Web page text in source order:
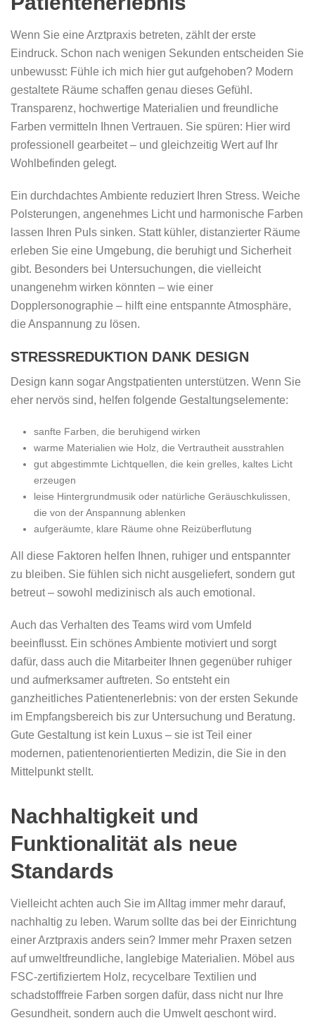
Wenn Sie eine Arztpraxis betreten, zählt der erste
Eindruck. Schon nach wenigen Sekunden entscheiden Sie
unbewusst: Fühle ich mich hier gut aufgehoben? Modern
gestaltete Räume schaffen genau dieses Gefühl.
Transparenz, hochwertige Materialien und freundliche
Farben vermitteln Ihnen Vertrauen. Sie spüren: Hier wird
professionell gearbeitet – und gleichzeitig Wert auf Ihr
Wohlbefinden gelegt.
Ein durchdachtes Ambiente reduziert Ihren Stress. Weiche
Polsterungen, angenehmes Licht und harmonische Farben
lassen Ihren Puls sinken. Statt kühler, distanzierter Räume
erleben Sie eine Umgebung, die beruhigt und Sicherheit
gibt. Besonders bei Untersuchungen, die vielleicht
unangenehm wirken könnten – wie einer
Dopplersonographie – hilft eine entspannte Atmosphäre,
die Anspannung zu lösen.
STRESSREDUKTION DANK DESIGN
Design kann sogar Angstpatienten unterstützen. Wenn Sie
eher nervös sind, helfen folgende Gestaltungselemente:
sanfte Farben, die beruhigend wirken
warme Materialien wie Holz, die Vertrautheit ausstrahlen
gut abgestimmte Lichtquellen, die kein grelles, kaltes Licht
erzeugen
leise Hintergrundmusik oder natürliche Geräuschkulissen,
die von der Anspannung ablenken
aufgeräumte, klare Räume ohne Reizüberflutung
All diese Faktoren helfen Ihnen, ruhiger und entspannter
zu bleiben. Sie fühlen sich nicht ausgeliefert, sondern gut
betreut – sowohl medizinisch als auch emotional.
Auch das Verhalten des Teams wird vom Umfeld
beeinflusst. Ein schönes Ambiente motiviert und sorgt
dafür, dass auch die Mitarbeiter Ihnen gegenüber ruhiger
und aufmerksamer auftreten. So entsteht ein
ganzheitliches Patientenerlebnis: von der ersten Sekunde
im Empfangsbereich bis zur Untersuchung und Beratung.
Gute Gestaltung ist kein Luxus – sie ist Teil einer
modernen, patientenorientierten Medizin, die Sie in den
Mittelpunkt stellt.
Nachhaltigkeit und
Funktionalität als neue
Standards
Vielleicht achten auch Sie im Alltag immer mehr darauf,
nachhaltig zu leben. Warum sollte das bei der Einrichtung
einer Arztpraxis anders sein? Immer mehr Praxen setzen
auf umweltfreundliche, langlebige Materialien. Möbel aus
FSC-zertifiziertem Holz, recycelbare Textilien und
schadstofffreie Farben sorgen dafür, dass nicht nur Ihre
Gesundheit, sondern auch die Umwelt geschont wird.